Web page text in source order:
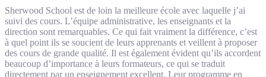
Sherwood School est de loin la meilleure école avec laquelle j’ai
suivi des cours. L’équipe administrative, les enseignants et la
direction sont remarquables. Ce qui fait vraiment la différence, c’est
à quel point ils se soucient de leurs apprenants et veillent à proposer
des cours de grande qualité. Il est également évident qu’ils accordent
beaucoup d’importance à leurs formateurs, ce qui se traduit
directement par un enseignement excellent. Leur programme en